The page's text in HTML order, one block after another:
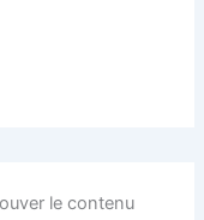
le contenu